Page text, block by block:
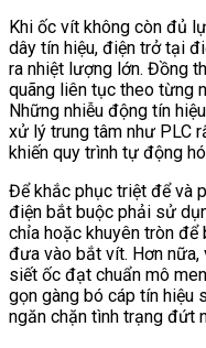
Khi ốc vít không còn đủ
dây tín hiệu, điện trở tại
ra nhiệt lượng lớn. Đồng
quãng liên tục theo từng
Những nhiễu động tín
xử lý trung tâm như PLC
khiến quy trình tự động
Để khắc phục triệt để và
điện bắt buộc phải sử
chỉa hoặc khuyên tròn
đưa vào bắt vít. Hơn
siết ốc đạt chuẩn mô
gọn gàng bó cáp tín hiệu
ngăn chặn tình trạng đứt